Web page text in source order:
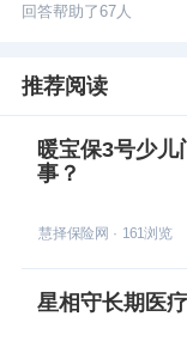
回答帮助了67人
推荐阅读
暖宝保3号少儿
事？
慧择保险网 · 161浏览
星相守长期医